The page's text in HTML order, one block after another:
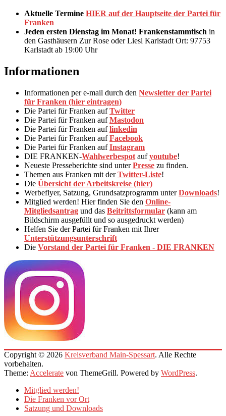
Aktuelle Termine HIER auf der Hauptseite der Partei für
Franken
Jeden ersten Dienstag im Monat! Frankenstammtisch in
den Gasthäusern Zur Rose oder Liesl Karlstadt Ort: 97753
Karlstadt ab 19:00 Uhr
Informationen
Informationen per e-mail durch den Newsletter der Partei
für Franken (hier eintragen)
Die Partei für Franken aufTwitter
Die Partei für Franken aufMastodon
Die Partei für Franken auflinkedin
Die Partei für Franken aufFacebook
Die Partei für Franken aufInstagram
DIE FRANKEN-Wahlwerbespot aufyoutube!
Neueste Presseberichte sind unterPresse zu finden.
Themen aus Franken mit derTwitter-Liste!
Die Übersicht der Arbeitskreise (hier)
Werbeflyer, Satzung, Grundsatzprogramm unterDownloads!
Mitglied werden! Hier finden Sie den Online-
Mitgliedsantrag und das Beitrittsformular (kann am
Bildschirm ausgefüllt und so ausgedruckt werden)
Helfen Sie der Partei für Franken mit Ihrer
Unterstützungsunterschrift
Die Vorstand der Partei für Franken - DIE FRANKEN
Copyright © 2026 Kreisverband Main-Spessart. Alle Rechte
vorbehalten.
Theme: Accelerate von ThemeGrill. Powered by WordPress.
Mitglied werden!
Die Franken vor Ort
Satzung und Downloads